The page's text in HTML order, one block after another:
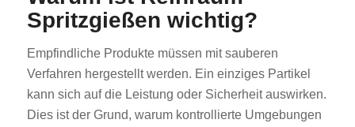
Spritzgießen wichtig?
Empfindliche Produkte müssen mit sauberen
Verfahren hergestellt werden. Ein einziges Partikel
kann sich auf die Leistung oder Sicherheit auswirken.
Dies ist der Grund, warum kontrollierte Umgebungen